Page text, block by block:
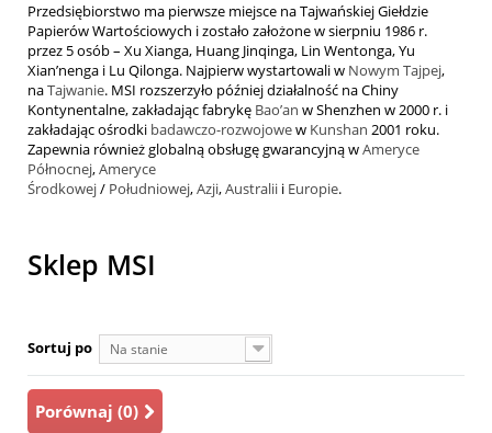
Przedsiębiorstwo ma pierwsze miejsce na Tajwańskiej Giełdzie
Papierów Wartościowych i zostało założone w sierpniu 1986 r.
przez 5 osób – Xu Xianga, Huang Jinqinga, Lin Wentonga, Yu
Xian’nenga i Lu Qilonga. Najpierw wystartowali w Nowym Tajpej,
naTajwanie. MSI rozszerzyło później działalność na Chiny
Kontynentalne, zakładając fabrykę Bao’an w Shenzhen w 2000 r. i
zakładając ośrodki badawczo-rozwojowew Kunshan 2001 roku.
Zapewnia również globalną obsługę gwarancyjną wAmeryce
Północnej,Ameryce
Środkowej/ Południowej,Azji,Australii i Europie.
Sklep MSI
Sortuj po Na stanie
Porównaj (0)